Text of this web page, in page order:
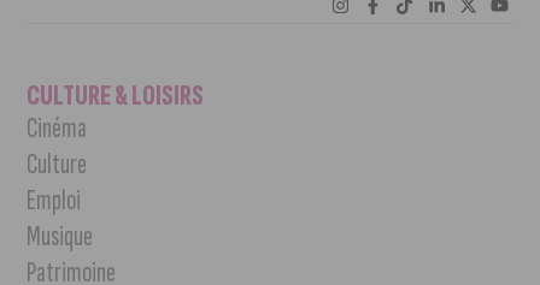
CULTURE & LOISIRS
Cinéma
Culture
Emploi
Musique
Patrimoine